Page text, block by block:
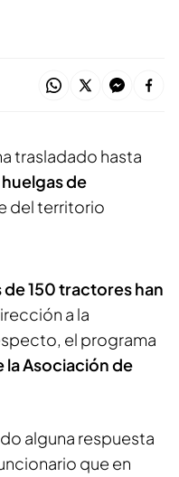
trasladado hasta
de
del territorio
de 150 tractores han
a la
el programa
la Asociación de
alguna respuesta
que en